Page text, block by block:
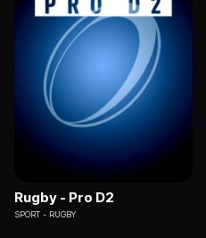
Rugby - Pro D2
SPORT RUGBY